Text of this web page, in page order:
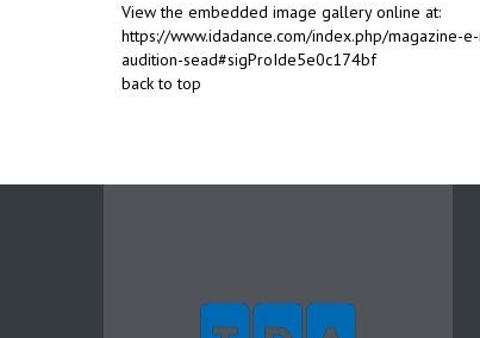
View the embedded image gallery online at:
https://www.idadance.com/index.php/
audition-sead#sigProIde5e0c174bf
back to top